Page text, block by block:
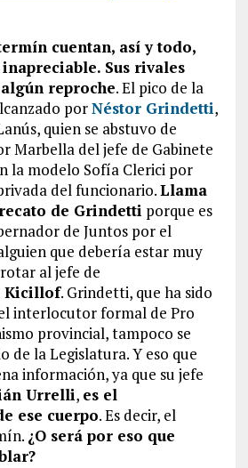
cuentan, así y todo,
Sus rivales
reproche. El pico de la
porNéstor Grindetti,
quien se abstuvo de
Marbella del jefe de Gabinete
la modelo Sofía Clerici por
del funcionario.Llama
de Grindetti porque es
de Juntos por el
que debería estar muy
al jefe de
Kicillof. Grindetti, que ha sido
interlocutor formal de Pro
provincial, tampoco se
de la Legislatura. Y eso que
información, ya que su jefe
Urrelli, es el
ese cuerpo. Es decir, el
¿O será por eso que